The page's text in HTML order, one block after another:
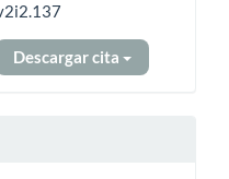
Descargar cita